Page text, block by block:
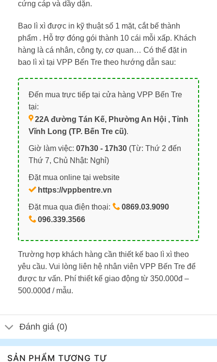
cứng cáp và dầy dặn.
Bao lì xì được in kỹ thuật số 1 mặt, cắt bế thành
phẩm . Hỗ trợ đóng gói thành 10 cái mỗi xấp. Khách
hàng là cá nhân, công ty, cơ quan… Có thể đặt in
bao lì xì tại VPP Bến Tre theo hướng dẫn sau:
Đến mua trực tiếp tại cửa hàng VPP Bến Tre
tại:
22A đường Tán Kế, Phường An Hội , Tỉnh
Vĩnh Long (TP. Bến Tre cũ).
Giờ làm việc: 07h30 - 17h30(Từ: Thứ 2 đến
Thứ 7, Chủ Nhật: Nghỉ)
Đặt mua online tại website
https://vppbentre.vn
Đặt mua qua điện thoại:
0869.03.9090
096.339.3566
Trường hợp khách hàng cần thiết kế bao lì xì theo
yêu cầu. Vui lòng liên hệ nhân viên VPP Bến Tre để
được tư vấn. Phí thiết kế giao động từ 350.000đ –
500.000đ / mẫu.
Đánh giá (0)
SẢN PHẨM TƯƠNG TỰ